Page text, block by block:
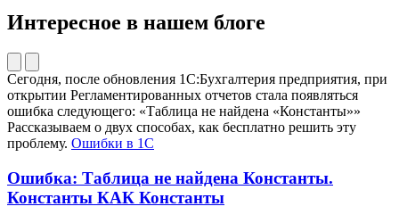
Интересное в нашем блоге
Сегодня, после обновления 1С:Бухгалтерия предприятия, при
открытии Регламентированных отчетов стала появляться
ошибка следующего: «Таблица не найдена «Константы»»
Рассказываем о двух способах, как бесплатно решить эту
проблему. Ошибки в 1С
Ошибка: Таблица не найдена Константы.
Константы КАК Константы